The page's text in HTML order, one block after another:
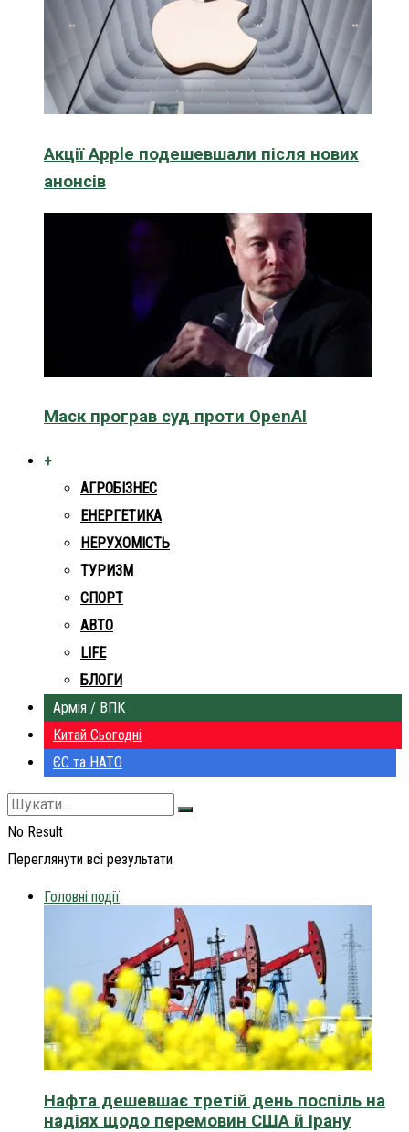
Акції Apple подешевшали після нових
анонсів
Маск програв суд проти OpenAI
+
АГРОБІЗНЕС
ЕНЕРГЕТИКА
НЕРУХОМІСТЬ
ТУРИЗМ
СПОРТ
АВТО
LIFE
БЛОГИ
Армія / ВПК
Китай Сьогодні
ЄС та НАТО
No Result
Переглянути всі результати
Головні події
Нафта дешевшає третій день поспіль на
надіях щодо перемовин США й Ірану